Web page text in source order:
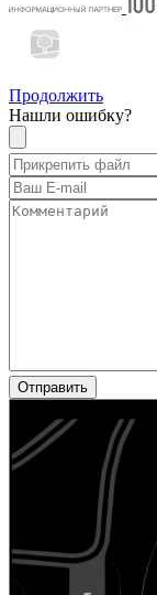
Продолжить
Нашли ошибку?